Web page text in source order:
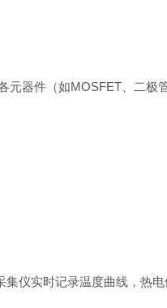
器件（如MOSFET、二极
仪实时记录温度曲线，热电